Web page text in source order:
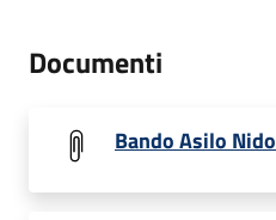
Documenti
Bando Asilo Nido